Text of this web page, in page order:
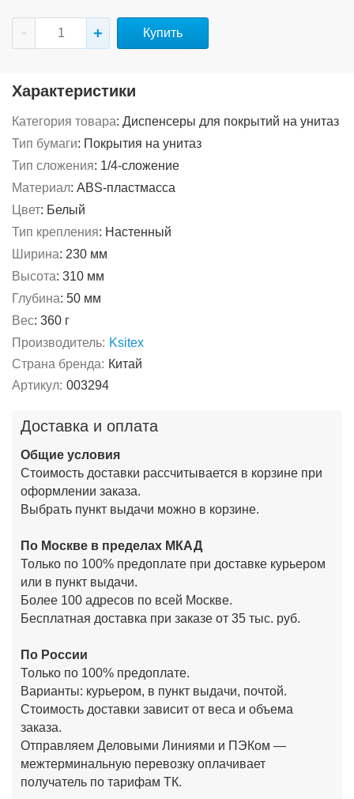
Купить
Характеристики
Категория товара: Диспенсеры для покрытий на унитаз
Тип бумаги: Покрытия на унитаз
Тип сложения: 1/4-сложение
Материал: ABS-пластмасса
Цвет: Белый
Тип крепления: Настенный
Ширина: 230 мм
Высота: 310 мм
Глубина: 50 мм
Вес: 360 г
Производитель: Ksitex
Страна бренда: Китай
Артикул: 003294
Доставка и оплата
Общие условия
Стоимость доставки рассчитывается в корзине при
оформлении заказа.
Выбрать пункт выдачи можно в корзине.
По Москве в пределах МКАД
Только по 100% предоплате при доставке курьером
или в пункт выдачи.
Более 100 адресов по всей Москве.
Бесплатная доставка при заказе от 35 тыс. руб.
По России
Только по 100% предоплате.
Варианты: курьером, в пункт выдачи, почтой.
Стоимость доставки зависит от веса и объема
заказа.
Отправляем Деловыми Линиями и ПЭКом —
межтерминальную перевозку оплачивает
получатель по тарифам ТК.